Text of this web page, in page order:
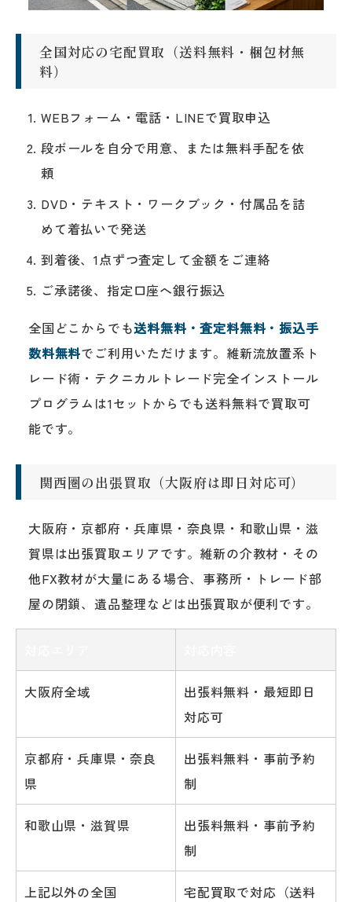
全国対応の宅配買取（送料無料・梱包材無
料）
WEBフォーム・電話・LINEで買取申込
段ボールを自分で用意、または無料手配を依
頼
DVD・テキスト・ワークブック・付属品を詰
めて着払いで発送
到着後、1点ずつ査定して金額をご連絡
ご承諾後、指定口座へ銀行振込
全国どこからでも送料無料・査定料無料・振込手
数料無料でご利用いただけます。維新流放置系ト
レード術・テクニカルトレード完全インストール
プログラムは1セットからでも送料無料で買取可
能です。
関西圏の出張買取（大阪府は即日対応可）
大阪府・京都府・兵庫県・奈良県・和歌山県・滋
賀県は出張買取エリアです。維新の介教材・その
他FX教材が大量にある場合、事務所・トレード部
屋の閉鎖、遺品整理などは出張買取が便利です。
大阪府全域
出張料無料・最短即日
対応可
京都府・兵庫県・奈良
県
出張料無料・事前予約
制
和歌山県・滋賀県
出張料無料・事前予約
制
上記以外の全国
宅配買取で対応（送料